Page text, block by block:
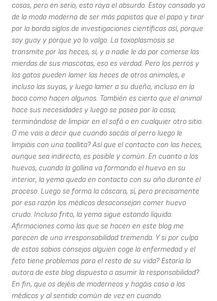
cosas, pero en serio, esto raya el absurdo. Estoy cansado ya
de la moda moderna de ser más papistas que el papa y tirar
por la borda siglos de investigaciones científicas así, porque
soy guay y porque yo lo valgo. La toxoplasmosis se
transmite por las heces, sí, y a nadie le da por comerse las
mierdas de sus mascotas, eso es verdad. Pero los perros y
los gatos pueden lamer las heces de otros animales, e
incluso las suyas, y luego lamer a su dueño, incluso en la
boca como hacen algunos. También es cierto que el animal
hace sus necesidades y luego se pasea por la casa,
terminándose de limpiar en el sofá o en cualquier otro sitio.
O me vais a decir que cuando sacáis al perro luego le
limpiáis con una toallita? Así que el contacto con las heces,
aunque sea indirecto, es posible y común. En cuanto a los
huevos, cuando la gallina va formando el huevo en su
interior, la yema queda en contacto con su año durante el
proceso. Luego se forma la cáscara, sí, pero precisamente
por esa razón los médicos desaconsejan comer huevo
crudo. Incluso frito, la yema sigue estando líquida.
Afirmaciones como las que se hacen en este blog me
parecen de una irresponsabilidad tremenda. Y si por culpa
de estos sabios consejos alguien coge la enfermedad y el
feto tiene problemas para el resto de su vida? Estaría la
autora de este blog dispuesta a asumir la responsabilidad?
En fin, que os dejéis de moderneos y hagáis caso a los
médicos y al sentido común de vez en cuando.